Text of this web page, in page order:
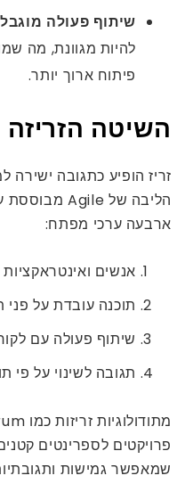
שיתוף פעולה מוגבל
להיות מגוונת, מה
פיתוח ארוך יותר.
השיטה הזריזה
זריז הופיע כתגובה ישירה
ארבעה ערכי מפתח:
אנשים
תוכנה עובדת על פני
שיתוף פעולה עם
תגובה לשינוי על פי
פרויקטים לספרינטים
שמאפשר גמישות